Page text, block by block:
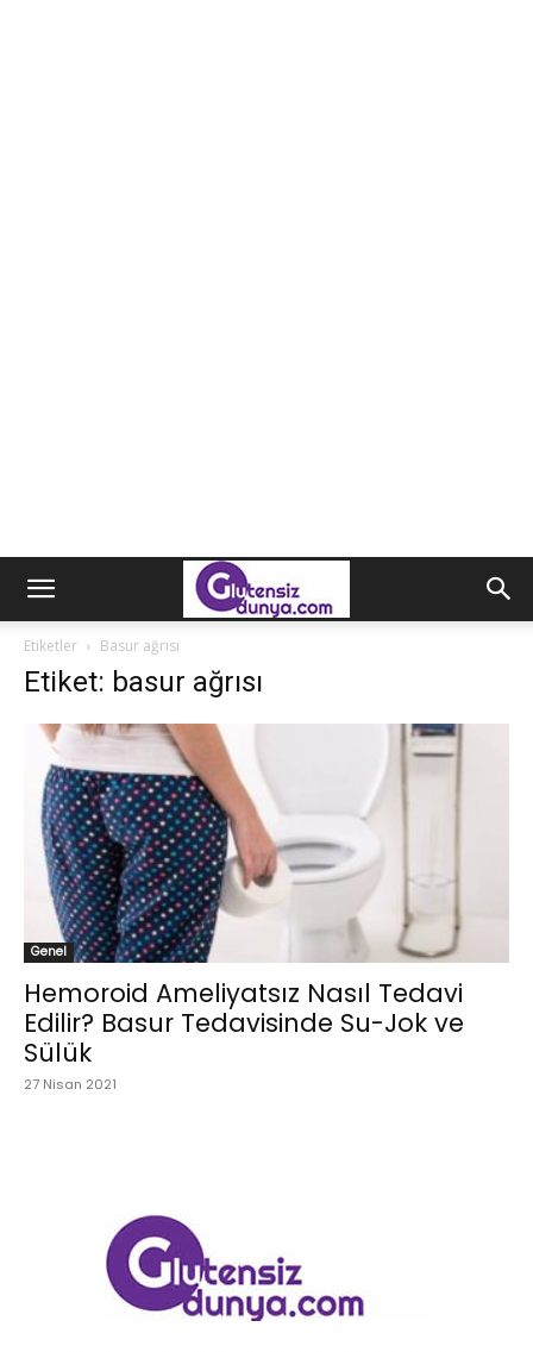
Etiketler Basur ağrısı
Etiket: basur ağrısı
Genel
Hemoroid Ameliyatsız Nasıl Tedavi
Edilir? Basur Tedavisinde Su-Jok ve
Sülük
27 Nisan 2021